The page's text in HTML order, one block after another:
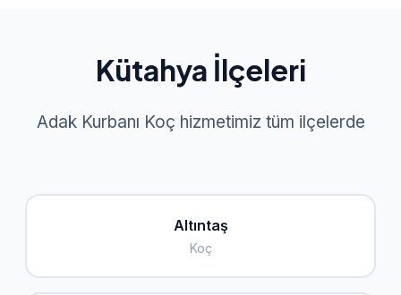
Kütahya İlçeleri
Adak Kurbanı Koç hizmetimiz tüm ilçelerde
Altıntaş
Koç